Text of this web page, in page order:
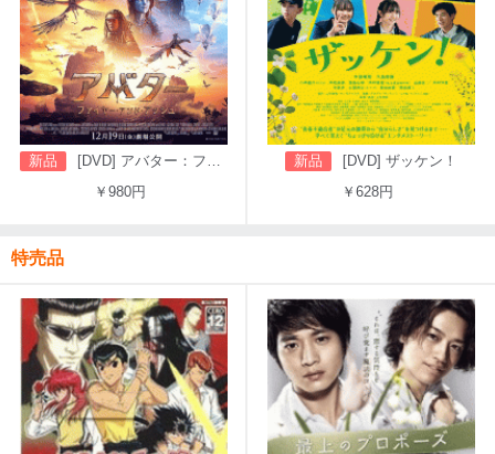
新品
[DVD] アバター：ファイヤー・アンド・アッシュ
￥980円
新品
[DVD] ザッケン！
￥628円
特売品